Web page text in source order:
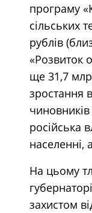
програму
сільських
рублів
«Розвиток
ще 31,7
зростання
російська
населенні,
На цьому
захистом